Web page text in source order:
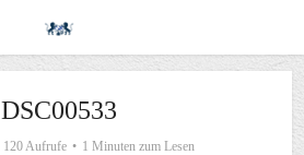
DSC00533
120 Aufrufe 1 Minuten zum Lesen